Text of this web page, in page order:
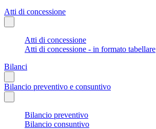
Atti di concessione
Atti di concessione
Atti di concessione - in formato tabellare
Bilanci
Bilancio preventivo e consuntivo
Bilancio preventivo
Bilancio consuntivo